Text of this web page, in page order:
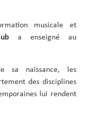
musicale et
a enseigné au
sa naissance, les
des disciplines
lui rendent